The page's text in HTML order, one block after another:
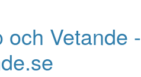
och Vetande -